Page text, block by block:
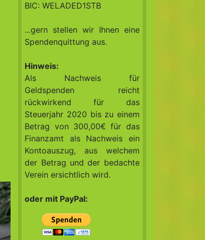
BIC: WELADED1STB
...gern stellen wir Ihnen eine
Spendenquittung aus.
Hinweis:
Als Nachweis für
Geldspenden reicht
rückwirkend für das
Steuerjahr 2020 bis zu einem
Betrag von 300,00€ für das
Finanzamt als Nachweis ein
Kontoauszug, aus welchem
der Betrag und der bedachte
Verein ersichtlich wird.
oder mit PayPal: